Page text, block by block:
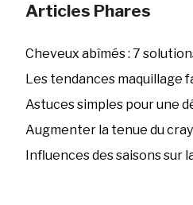
Articles Phares
Cheveux abîmés : 7
Les tendances maquillage
Astuces simples pour une
Augmenter la tenue du
Influences des saisons sur